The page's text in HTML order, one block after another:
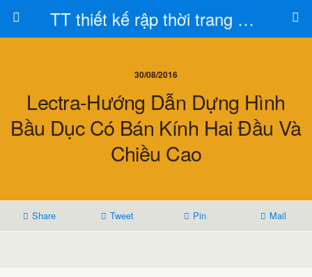
TT thiết kế rập thời trang Toán Trần
30/08/2016
Lectra-Hướng Dẫn Dựng Hình
Bầu Dục Có Bán Kính Hai Đầu Và
Chiều Cao
Share Tweet Pin Mail